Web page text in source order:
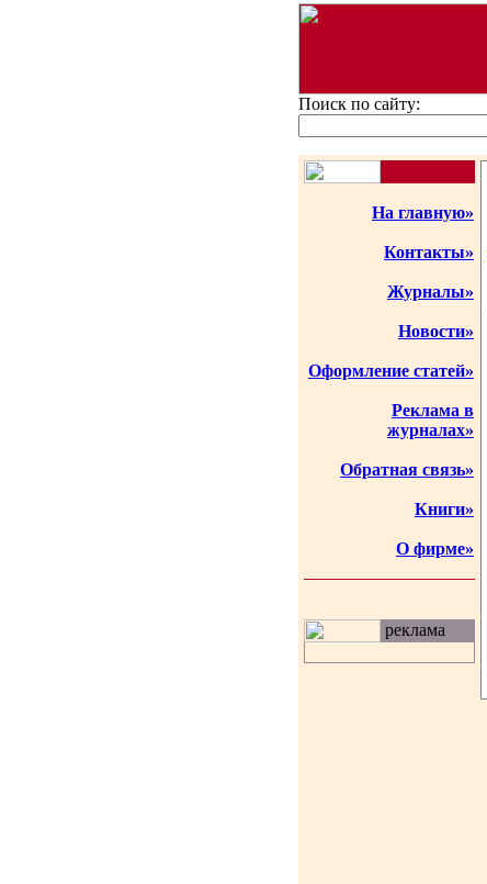
Поиск по сайту:
На главную»
Контакты»
Журналы»
Новости»
Оформление статей»
Реклама в
журналах»
Обратная связь»
Книги»
О фирме»
реклама